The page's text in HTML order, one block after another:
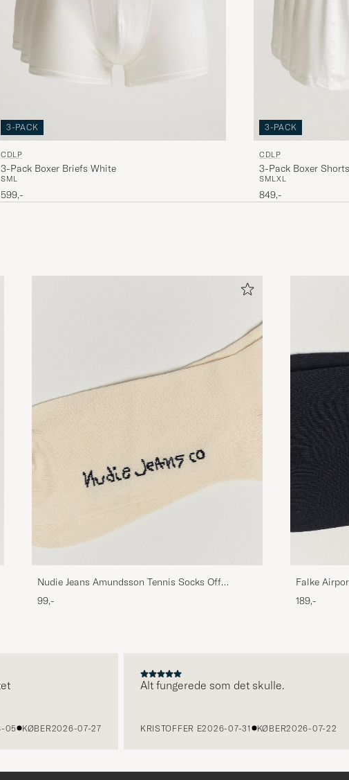
3-PACK
CDLP
3-Pack Boxer Briefs White
SML
599,-
3-PACK
CDLP
3-Pack Boxer
SMLXL
849,-
Nudie Jeans Amundsson Tennis Socks Off
White/Navy
99,-
Falke
189,-
KØBER2026-07-27
Alt fungerede som det skulle.
KRISTOFFER E2026-07-31 KØBER2026-07-22